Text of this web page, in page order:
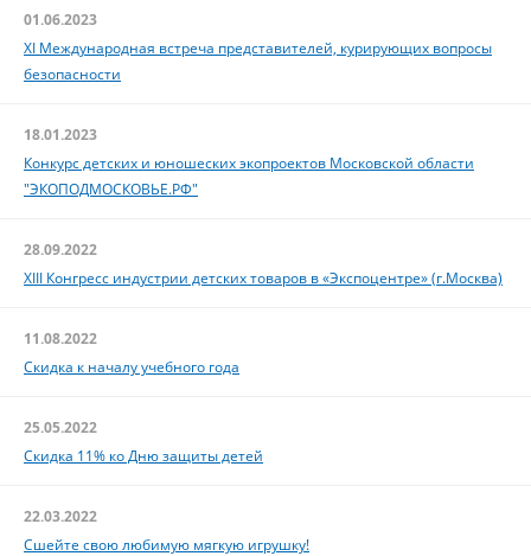
01.06.2023
XI Международная встреча представителей, курирующих вопросы
безопасности
18.01.2023
Конкурс детских и юношеских экопроектов Московской области
"ЭКОПОДМОСКОВЬЕ.РФ"
28.09.2022
XIII Конгресс индустрии детских товаров в «Экспоцентре» (г.Москва)
11.08.2022
Скидка к началу учебного года
25.05.2022
Скидка 11% ко Дню защиты детей
22.03.2022
Сшейте свою любимую мягкую игрушку!